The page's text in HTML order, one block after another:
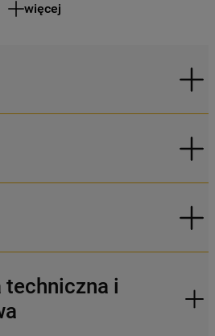
więcej
techniczna i